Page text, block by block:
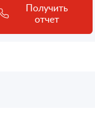
Получить
отчет